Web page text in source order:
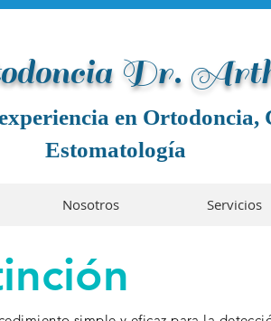
Dr.
en
Estomatología
Nosotros Servicios